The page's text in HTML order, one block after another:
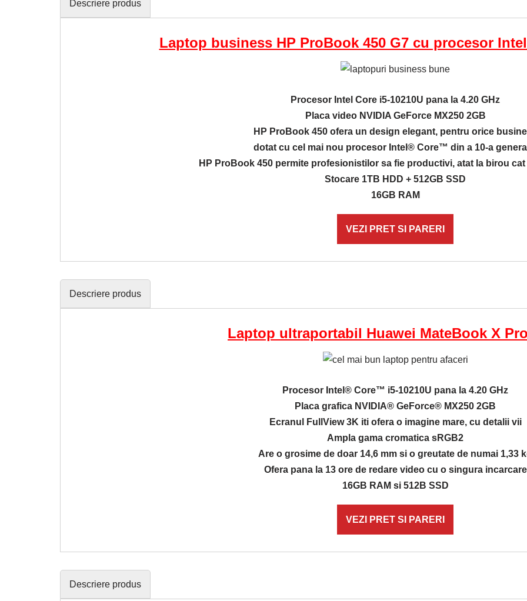
Descriere produs
Laptop business HP ProBook 450 G7 cu procesor
Procesor Intel Core i5-10210U pana la 4.20 GHz
Placa video NVIDIA GeForce MX250 2GB
HP ProBook 450 ofera un design elegant, pentru orice
dotat cu cel mai nou procesor Intel® Core™ din a 10-a
HP ProBook 450 permite profesionistilor sa fie productivi, atat la birou
Stocare 1TB HDD + 512GB SSD
16GB RAM
VEZI PRET SI PARERI
Descriere produs
Laptop ultraportabil Huawei MateBook X
Procesor Intel® Core™ i5-10210U pana la 4.20 GHz
Placa grafica NVIDIA® GeForce® MX250 2GB
Ecranul FullView 3K iti ofera o imagine mare, cu detalii vii
Ampla gama cromatica sRGB2
Are o grosime de doar 14,6 mm si o greutate de numai 1,33
Ofera pana la 13 ore de redare video cu o singura incarcare
16GB RAM si 512B SSD
VEZI PRET SI PARERI
Descriere produs